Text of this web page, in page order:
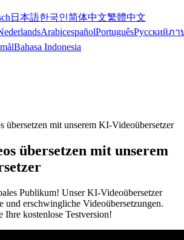
日本語한국인简体中文繁體中文
ArabicespañolPortuguêsРусскийภา
Bahasa Indonesia
übersetzen mit unserem KI-Videoübersetzer
übersetzen mit unserem
Publikum! Unser KI-Videoübersetzer
und erschwingliche Videoübersetzungen.
Ihre kostenlose Testversion!